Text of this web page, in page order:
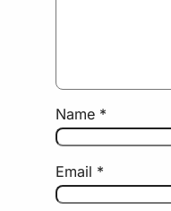
Name *
Email *